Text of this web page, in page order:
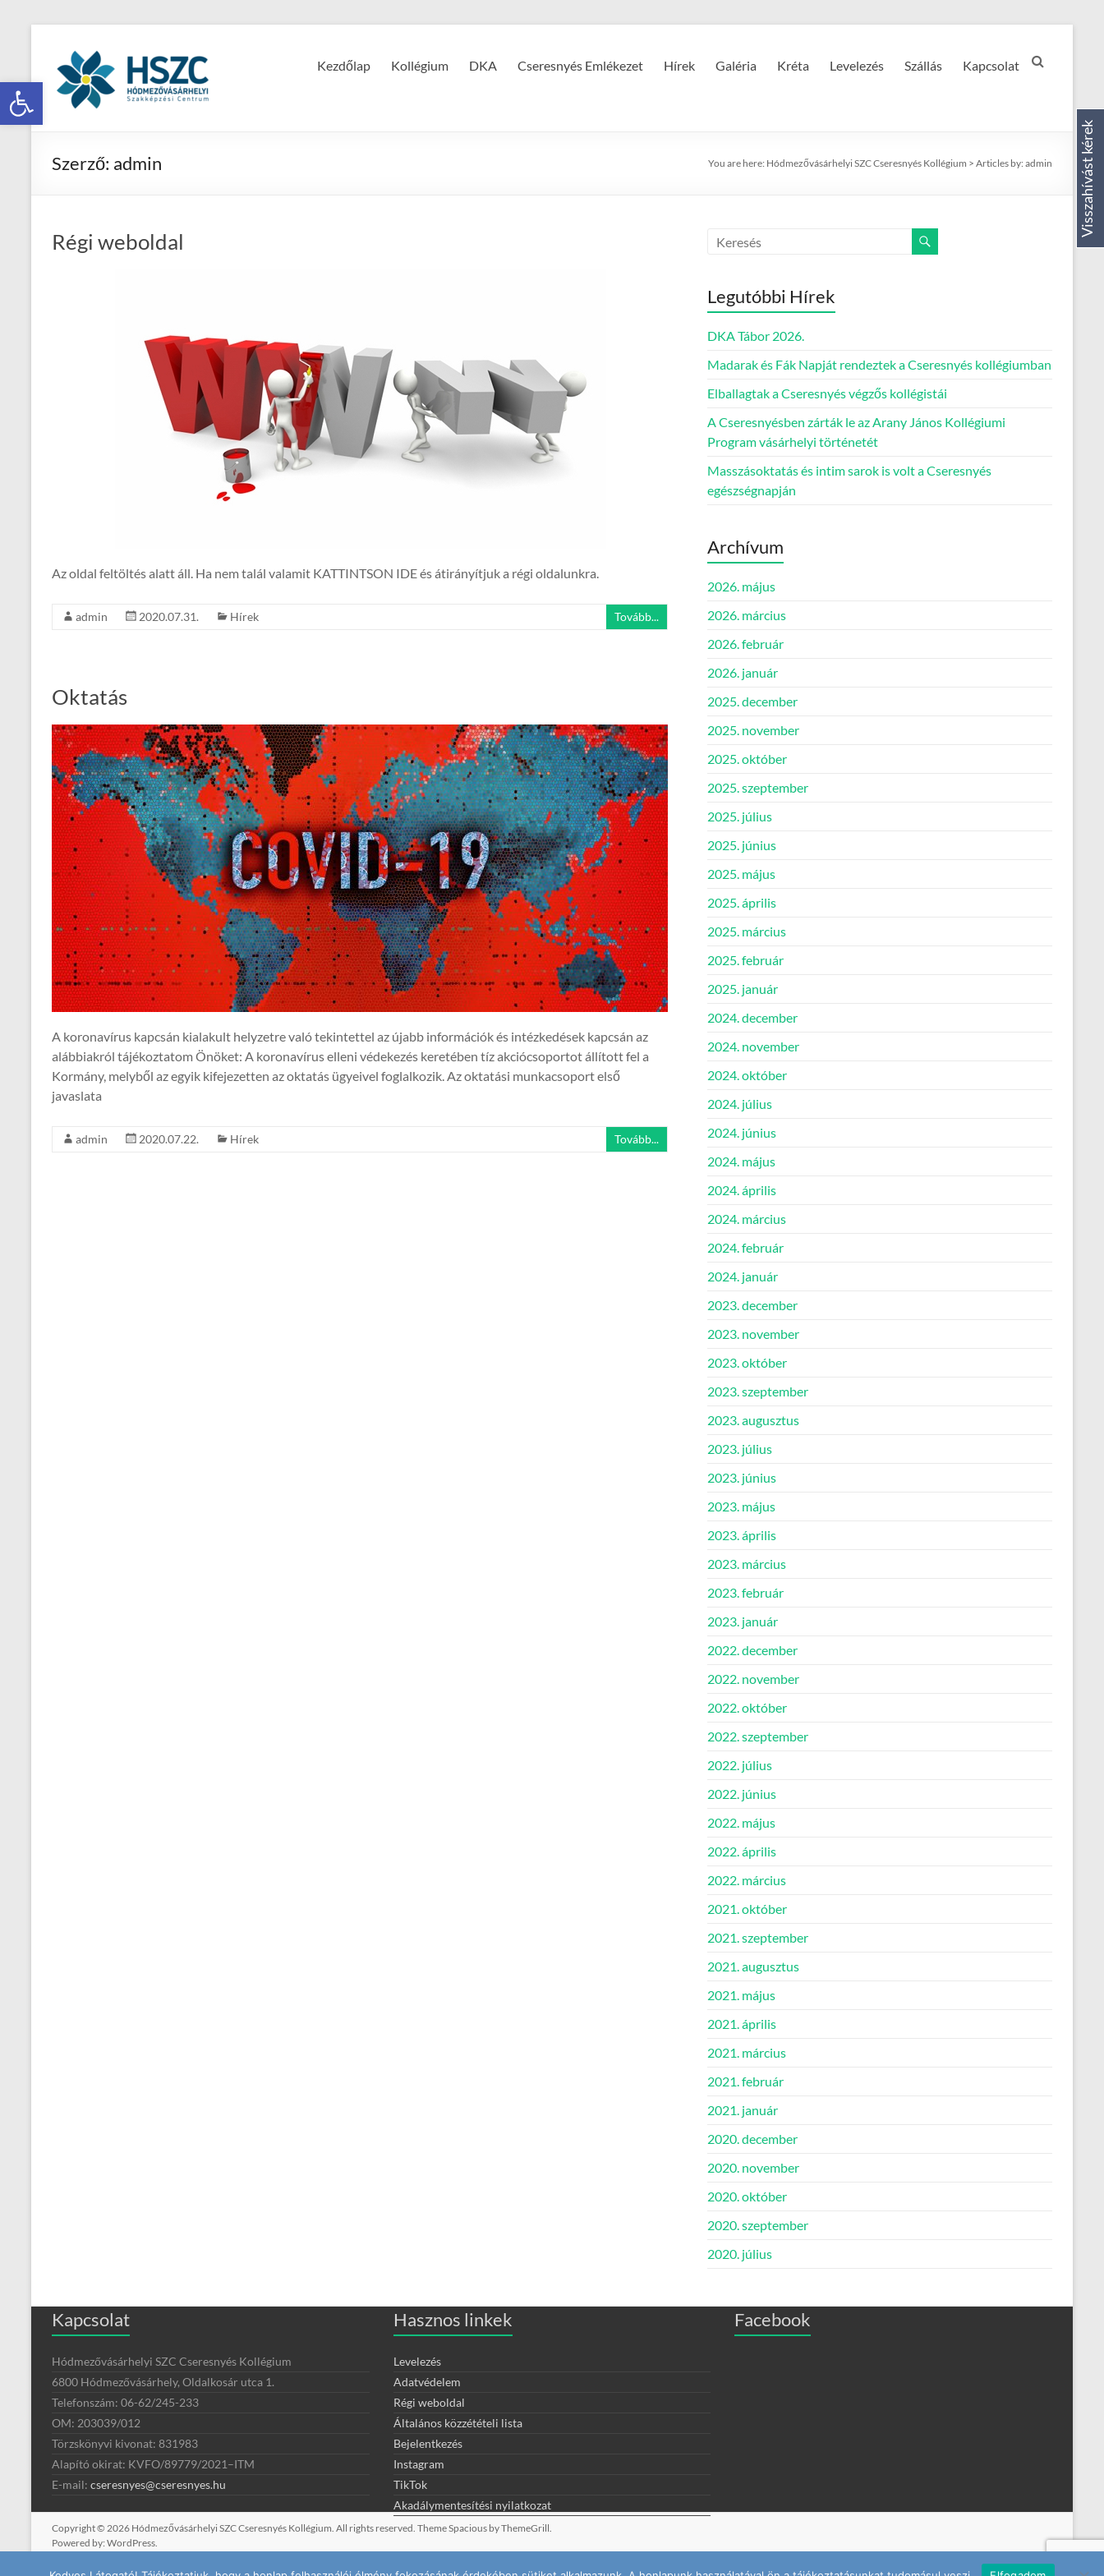
Eszköztár megnyitása
Kezdőlap Kollégium DKA Cseresnyés Emlékezet Hírek Galéria Kréta Levelezés Szállás Kapcsolat
Szerző: admin You are here: Hódmezővásárhelyi SZC Cseresnyés Kollégium > Articles by: admin
Régi weboldal
Az oldal feltöltés alatt áll. Ha nem talál valamit KATTINTSON IDE és átirányítjuk a régi oldalunkra.
admin 2020.07.31. Hírek Tovább...
Oktatás
A koronavírus kapcsán kialakult helyzetre való tekintettel az újabb információk és intézkedések kapcsán az
alábbiakról tájékoztatom Önöket: A koronavírus elleni védekezés keretében tíz akciócsoportot állított fel a
Kormány, melyből az egyik kifejezetten az oktatás ügyeivel foglalkozik. Az oktatási munkacsoport első
javaslata
admin 2020.07.22. Hírek Tovább...
Legutóbbi Hírek
DKA Tábor 2026.
Madarak és Fák Napját rendeztek a Cseresnyés kollégiumban
Elballagtak a Cseresnyés végzős kollégistái
A Cseresnyésben zárták le az Arany János Kollégiumi
Program vásárhelyi történetét
Masszásoktatás és intim sarok is volt a Cseresnyés
egészségnapján
Archívum
2026. május
2026. március
2026. február
2026. január
2025. december
2025. november
2025. október
2025. szeptember
2025. július
2025. június
2025. május
2025. április
2025. március
2025. február
2025. január
2024. december
2024. november
2024. október
2024. július
2024. június
2024. május
2024. április
2024. március
2024. február
2024. január
2023. december
2023. november
2023. október
2023. szeptember
2023. augusztus
2023. július
2023. június
2023. május
2023. április
2023. március
2023. február
2023. január
2022. december
2022. november
2022. október
2022. szeptember
2022. július
2022. június
2022. május
2022. április
2022. március
2021. október
2021. szeptember
2021. augusztus
2021. május
2021. április
2021. március
2021. február
2021. január
2020. december
2020. november
2020. október
2020. szeptember
2020. július
Kapcsolat
Hódmezővásárhelyi SZC Cseresnyés Kollégium
6800 Hódmezővásárhely, Oldalkosár utca 1.
Telefonszám: 06-62/245-233
OM: 203039/012
Törzskönyvi kivonat: 831983
Alapító okirat: KVFO/89779/2021–ITM
E-mail: cseresnyes@cseresnyes.hu
Hasznos linkek
Levelezés
Adatvédelem
Régi weboldal
Általános közzétételi lista
Bejelentkezés
Instagram
TikTok
Akadálymentesítési nyilatkozat
Facebook
Copyright © 2026 Hódmezővásárhelyi SZC Cseresnyés Kollégium. All rights reserved. ThemeSpacious by ThemeGrill.
Powered by: WordPress.
Visszahívást kérek